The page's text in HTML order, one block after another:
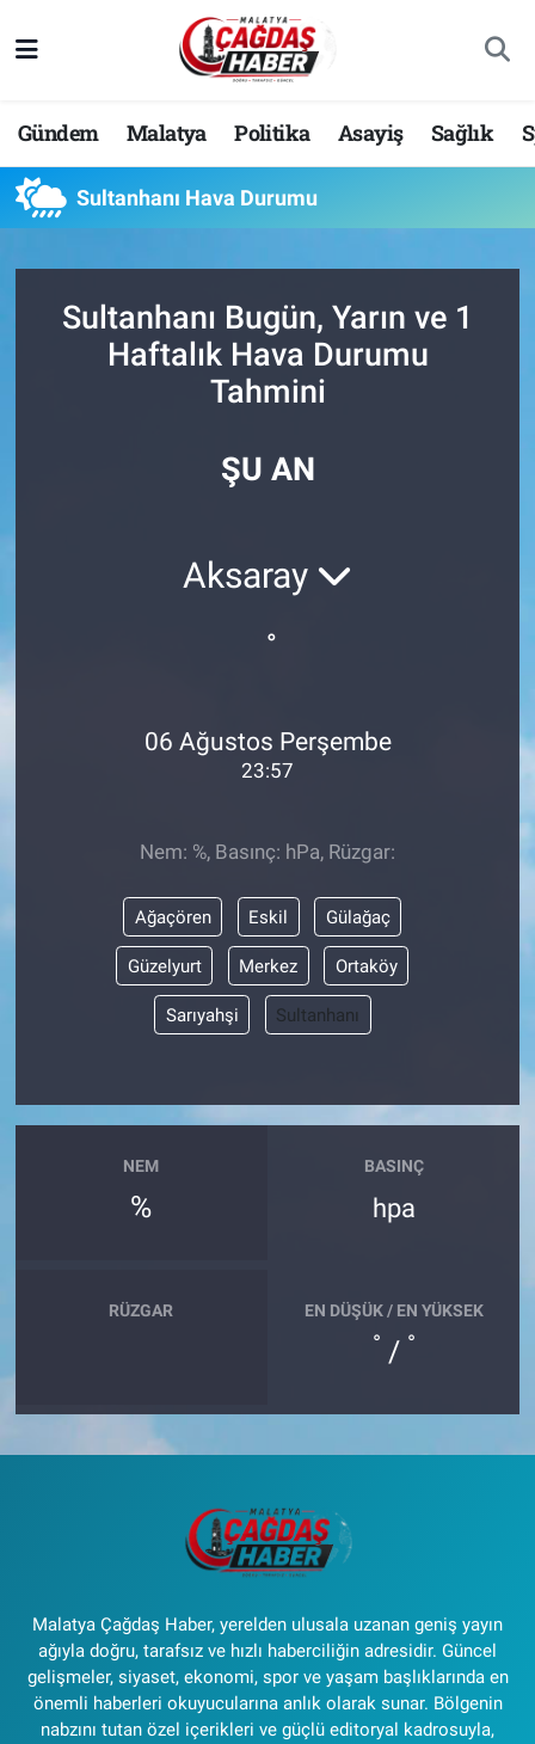
Gündem Malatya Politika Asayiş Sağlık
Sultanhanı Hava Durumu
Sultanhanı Bugün, Yarın ve 1
Haftalık Hava Durumu
Tahmini
ŞU AN
Aksaray
°
06 Ağustos Perşembe
23:57
Nem: %, Basınç: hPa, Rüzgar:
Ağaçören Eskil Gülağaç
Güzelyurt Merkez Ortaköy
Sarıyahşi Sultanhanı
NEM
%
BASINÇ
hpa
RÜZGAR EN DÜŞÜK / EN YÜKSEK
° / °
Malatya Çağdaş Haber, yerelden ulusala uzanan geniş yayın
ağıyla doğru, tarafsız ve hızlı haberciliğin adresidir. Güncel
gelişmeler, siyaset, ekonomi, spor ve yaşam başlıklarında en
önemli haberleri okuyucularına anlık olarak sunar. Bölgenin
nabzını tutan özel içerikleri ve güçlü editoryal kadrosuyla,
Hava Durumu
Malatya Namaz Vakitleri
Trafik Durumu
Süper Lig Puan Durumu ve Fikstür
Son Dakika Haberleri